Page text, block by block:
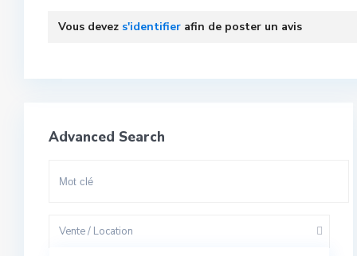
Vous devez s'identifier afin de poster un avis
Advanced Search
Vente / Location